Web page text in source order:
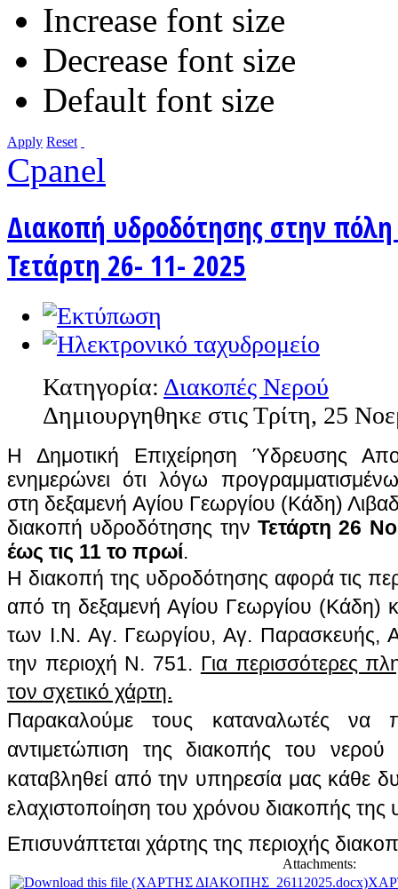
Increase font size
Decrease font size
Default font size
Apply Reset
Cpanel
Διακοπή υδροδότησης στην πόλη
Τετάρτη 26- 11- 2025
Κατηγορία: Διακοπές Νερού
Δημιουργηθηκε στις Τρίτη, 25
Η Δημοτική Επιχείρηση Ύδρευσης
ενημερώνει ότι λόγω
στη δεξαμενή Αγίου Γεωργίου (Κάδη)
διακοπή υδροδότησης την Τετάρτη 26
έως τις 11 το πρωί.
Η διακοπή της υδροδότησης αφορά τις
από τη δεξαμενή Αγίου Γεωργίου (Κάδη)
των Ι.Ν. Αγ. Γεωργίου, Αγ. Παρασκευής,
την περιοχή Ν. 751. Για περισσότερες
τον σχετικό χάρτη.
Παρακαλούμε τους καταναλωτές να
αντιμετώπιση της διακοπής του
καταβληθεί από την υπηρεσία μας κάθε
ελαχιστοποίηση του χρόνου διακοπής της
Επισυνάπτεται χάρτης της περιοχής
Attachments: